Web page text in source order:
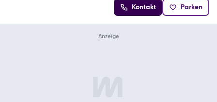
Kontakt Parken